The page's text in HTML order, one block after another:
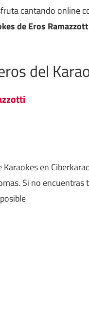
cantando online
de Eros
del
Karaokesen
Si no